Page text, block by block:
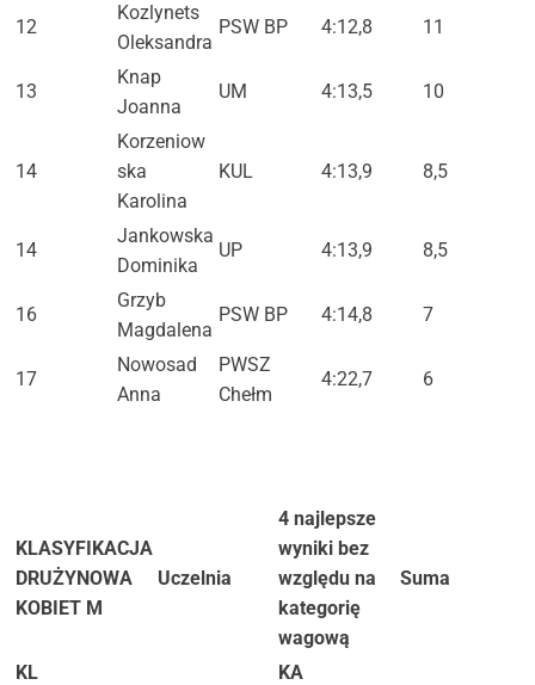
12
Kozlynets
Oleksandra
PSW BP 4:12,8 11
13
Knap
Joanna
UM 4:13,5 10
14
Korzeniow
ska
Karolina
KUL 4:13,9 8,5
14
Jankowska
Dominika
UP 4:13,9 8,5
16
Grzyb
Magdalena
PSW BP 4:14,8 7
17
Nowosad
Anna
PWSZ
Chełm
4:22,7 6
KLASYFIKACJA
DRUŻYNOWA
KOBIET M
Uczelnia
4 najlepsze
wyniki bez
względu na
kategorię
wagową
Suma
KL KA